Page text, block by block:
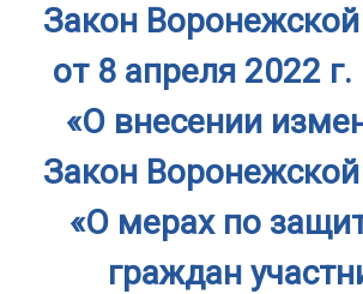
Закон
от 8 апреля 2022
«О внесении
Закон
«О мерах по
граждан